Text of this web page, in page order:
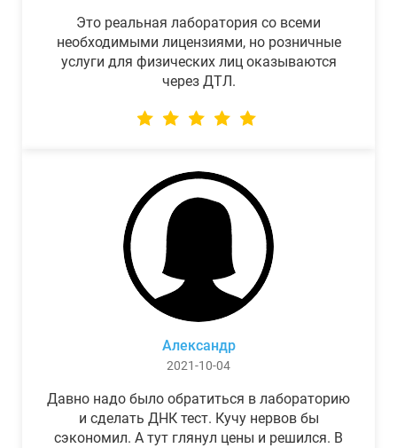
Это реальная лаборатория со всеми
необходимыми лицензиями, но розничные
услуги для физических лиц оказываются
через ДТЛ.
Александр
2021-10-04
Давно надо было обратиться в лабораторию
и сделать ДНК тест. Кучу нервов бы
сэкономил. А тут глянул цены и решился. В